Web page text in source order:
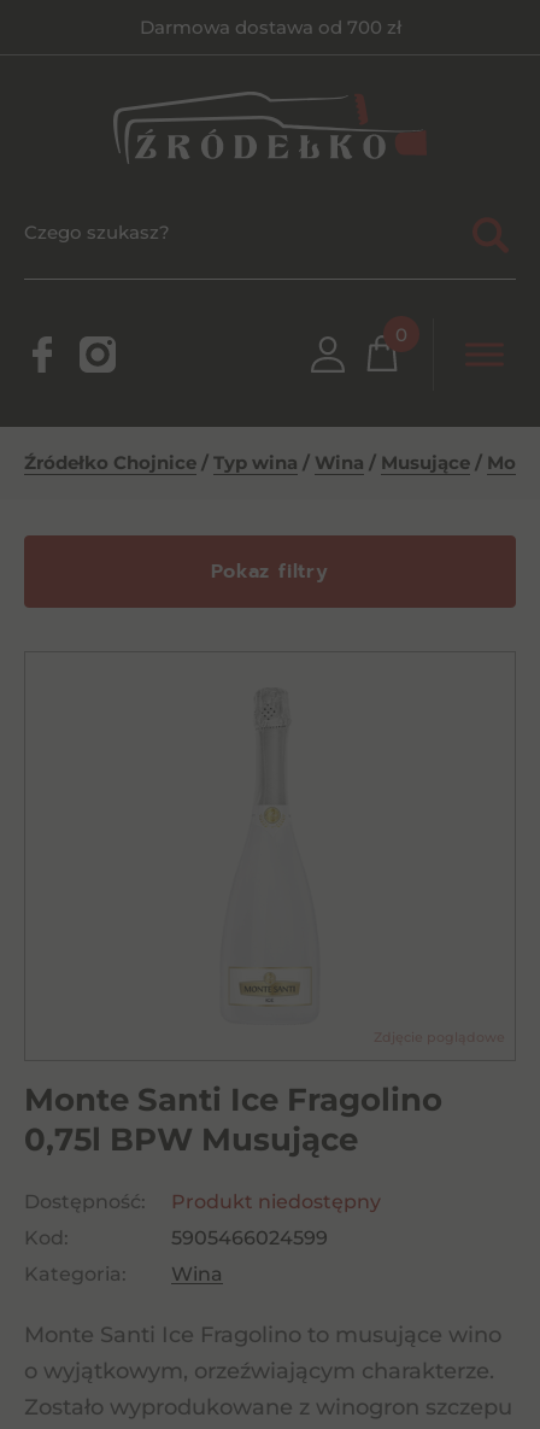
Darmowa dostawa od 700 zł
0
Źródełko Chojnice / Typ wina / Wina / Musujące /
Pokaz filtry
Monte Santi Ice Fragolino
0,75l BPW Musujące
Dostępność:
Produkt niedostępny
Kod:
5905466024599
Kategoria:
Wina
Monte Santi Ice Fragolino to musujące wino
o wyjątkowym, orzeźwiającym charakterze.
Zostało wyprodukowane z winogron szczepu